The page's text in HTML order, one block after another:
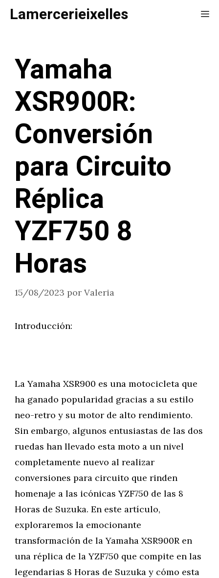
SaltarLamercerieixelles
Yamaha
XSR900R:
Conversión
para Circuito
Réplica
YZF750 8
Horas
15/08/2023 por Valeria
Introducción:
La Yamaha XSR900 es una motocicleta que
ha ganado popularidad gracias a su estilo
neo-retro y su motor de alto rendimiento.
Sin embargo, algunos entusiastas de las dos
ruedas han llevado esta moto a un nivel
completamente nuevo al realizar
conversiones para circuito que rinden
homenaje a las icónicas YZF750 de las 8
Horas de Suzuka. En este artículo,
exploraremos la emocionante
transformación de la Yamaha XSR900R en
una réplica de la YZF750 que compite en las
legendarias 8 Horas de Suzuka y cómo esta